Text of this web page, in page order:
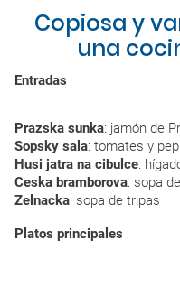
Copiosa y
una
Entradas
Prazska sunka: jamón de
Sopsky sala: tomates y
Husi jatra na cibulce:
Ceska bramborova: sopa
Zelnacka: sopa de tripas
Platos principales